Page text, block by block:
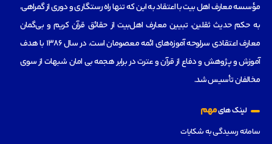
مؤسسه‌ معارف اهل بیت با اعتقاد به این که تنها راه رستگاری و دوری از گمراهی،
به حکم حدیث ثقلین، تبیین معارف اهل‌بیت از حقائق قرآن کریم و بی‌گمان
معارف اعتقادی سرلوحه آموزه‌های ائمه معصومان است، در سال 1386 با هدف
آموزش و پژوهش و دفاع از قرآن و عترت در برابر هجمه بی امان شبهات از سوی
مخالفان تأسیس شد.
لینک هایمهم
سامانه رسیدگی به شکایات